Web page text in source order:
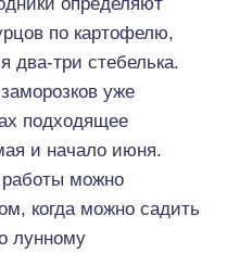
по картофелю,
два-три стебелька.
уже
подходящее
и начало июня.
можно
когда можно садить
лунному